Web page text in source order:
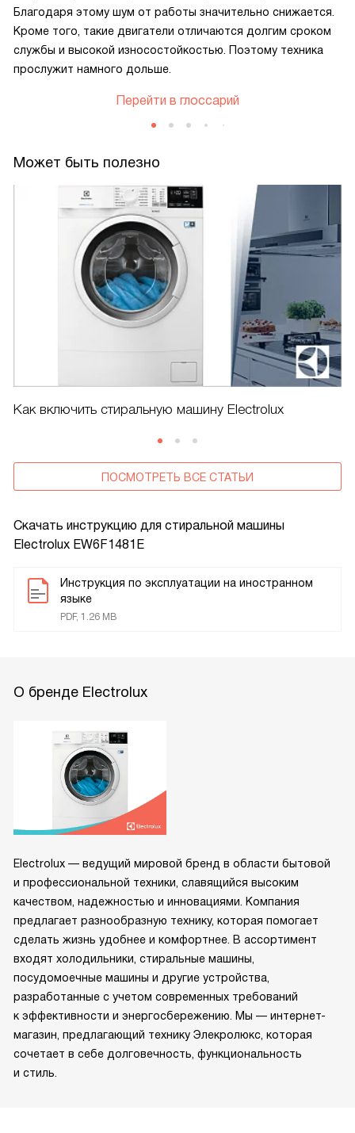
Скачать инструкцию для стиральной машины
Electrolux EW6F1481E
Инструкция по эксплуатации на иностранном
языке
PDF, 1.26 MB
Благодаря этому шум от работы значительно снижается.
Кроме того, такие двигатели отличаются долгим сроком
службы и высокой износостойкостью. Поэтому техника
прослужит намного дольше.
Перейти в глоссарий
Может быть полезно
Как включить стиральную машину Electrolux
ПОСМОТРЕТЬ ВСЕ СТАТЬИ
О бренде Electrolux
Electrolux — ведущий мировой бренд в области бытовой
и профессиональной техники, славящийся высоким
качеством, надежностью и инновациями. Компания
предлагает разнообразную технику, которая помогает
сделать жизнь удобнее и комфортнее. В ассортимент
входят холодильники, стиральные машины,
посудомоечные машины и другие устройства,
разработанные с учетом современных требований
к эффективности и энергосбережению. Мы — интернет-
магазин, предлагающий технику Элекролюкс, которая
сочетает в себе долговечность, функциональность
и стиль.